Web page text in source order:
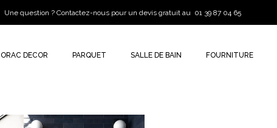
Une question ? Contactez-nous pour un devis gratuit au 01 39 87 04 65
ORAC DECOR PARQUET SALLE DE BAIN FOURNITURE